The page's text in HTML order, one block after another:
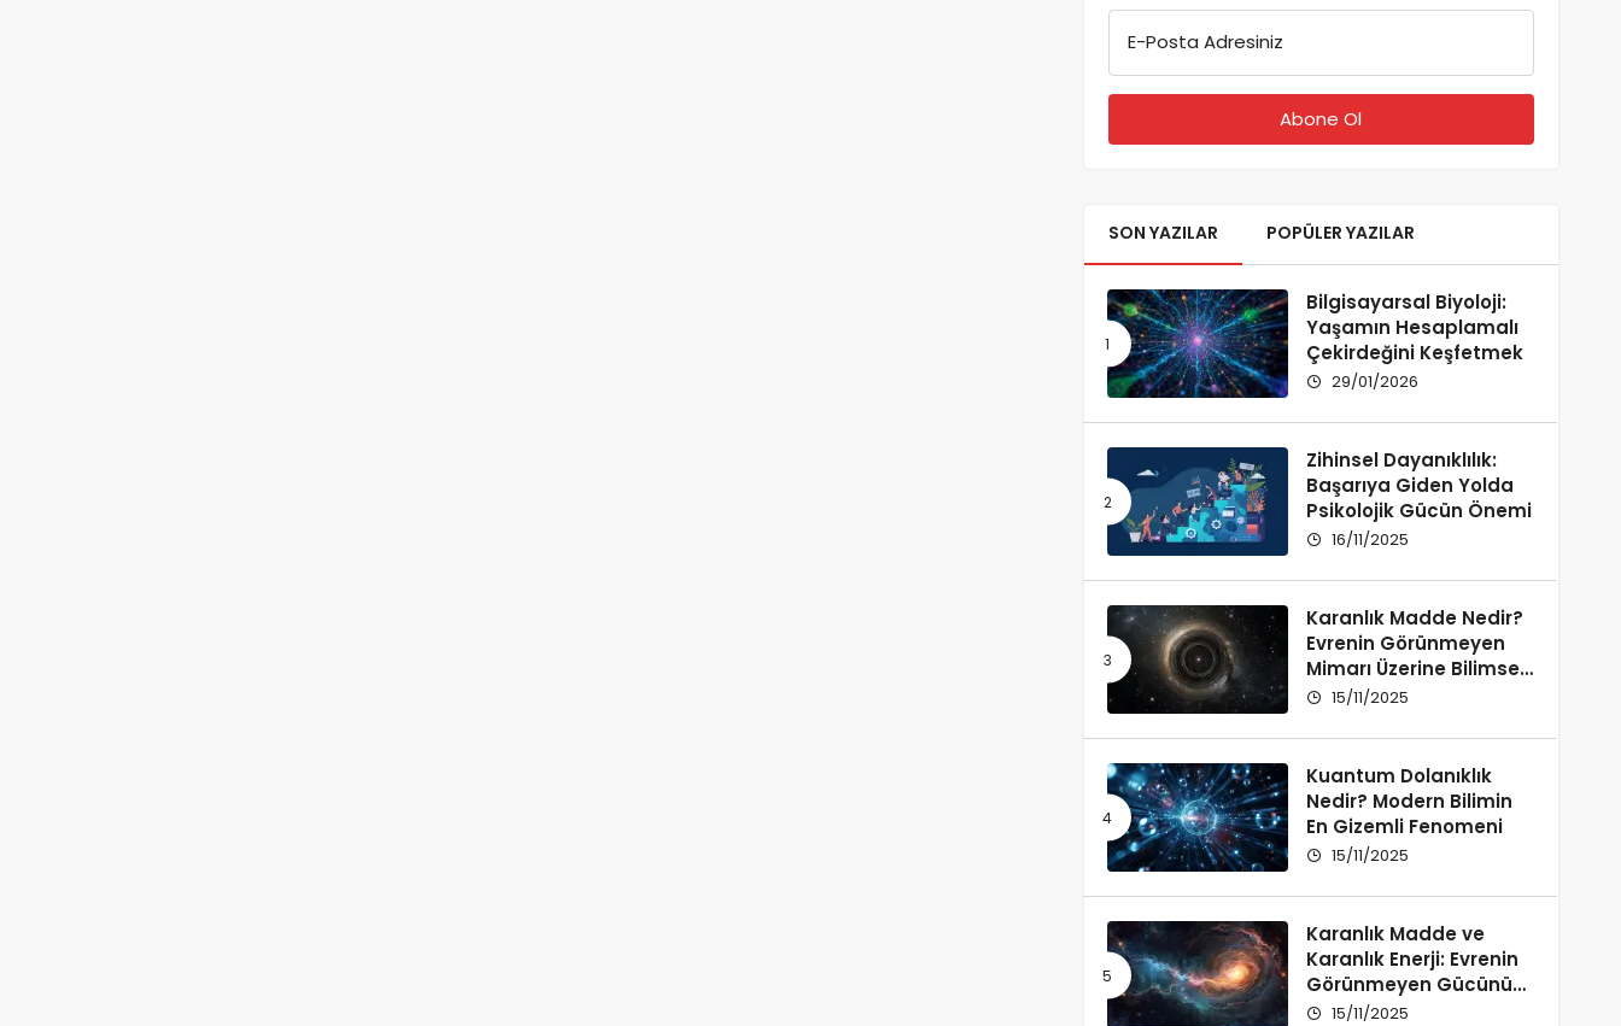
E-Posta Adresiniz
SON YAZILAR POPÜLER YAZILAR
Bilgisayarsal Biyoloji:
Yaşamın Hesaplamalı
Çekirdeğini Keşfetmek
29/01/2026
Zihinsel Dayanıklılık:
Başarıya Giden Yolda
Psikolojik Gücün Önemi
16/11/2025
Karanlık Madde Nedir?
Evrenin Görünmeyen
Mimarı Üzerine Bilimsel
Bir İnceleme
15/11/2025
Kuantum Dolanıklık
Nedir? Modern Bilimin
En Gizemli Fenomeni
15/11/2025
Karanlık Madde ve
Karanlık Enerji: Evrenin
Görünmeyen Gücünü
Anlamak
15/11/2025